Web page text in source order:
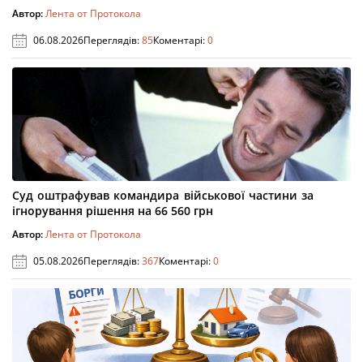
Автор:Лента от Протокола
06.08.2026Переглядів:85Коментарі:0
Суд оштрафував командира військової частини за
ігнорування рішення на 66 560 грн
Автор:Лента от Протокола
05.08.2026Переглядів:367Коментарі:0